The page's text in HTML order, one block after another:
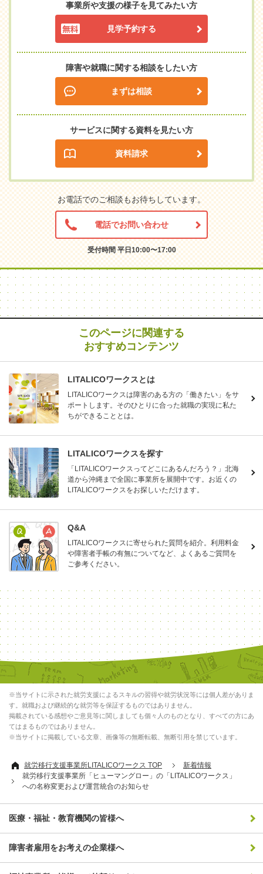
事業所や支援の様子を見てみたい方
見学予約する
障害や就職に関する相談をしたい方
まずは相談
サービスに関する資料を見たい方
資料請求
お電話でのご相談もお待ちしています。
電話でお問い合わせ
受付時間 平日10:00〜17:00
このページに関連する
おすすめコンテンツ
LITALICOワークスとは
LITALICOワークスは障害のある方の「働きたい」をサ
ポートします。そのひとりに合った就職の実現に私た
ちができることとは。
LITALICOワークスを探す
「LITALICOワークスってどこにあるんだろう？」北海
道から沖縄まで全国に事業所を展開中です。お近くの
LITALICOワークスをお探しいただけます。
Q&A
LITALICOワークスに寄せられた質問を紹介。利用料金
や障害者手帳の有無についてなど、よくあるご質問を
ご参考ください。
※当サイトに示された就労支援によるスキルの習得や就労状況等には個人差がありま
す。就職および継続的な就労等を保証するものではありません。
掲載されている感想やご意見等に関しましても個々人のものとなり、すべての方にあ
てはまるものではありません。
※当サイトに掲載している文章、画像等の無断転載、無断引用を禁じています。
就労移行支援事業所LITALICOワークス TOP
新着情報
就労移行支援事業所「ヒューマングロー」の「LITALICOワークス」
への名称変更および運営統合のお知らせ
医療・福祉・教育機関の皆様へ
障害者雇用をお考えの企業様へ